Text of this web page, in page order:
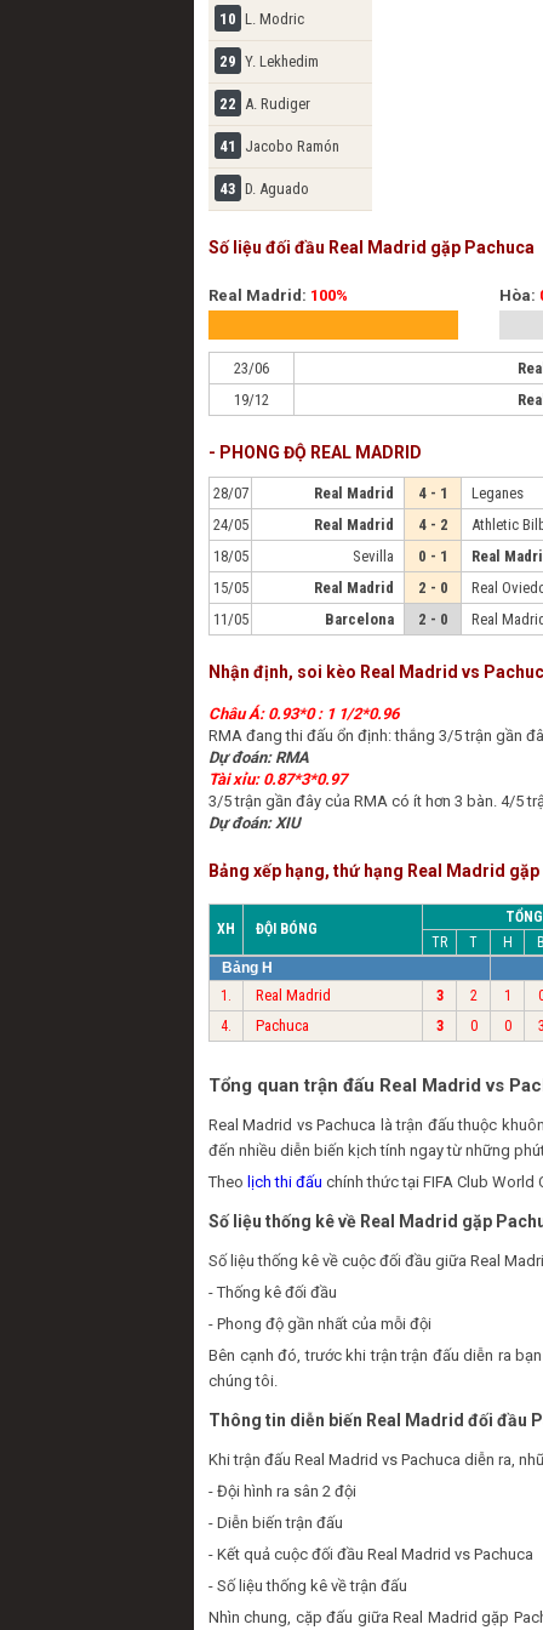
10 L. Modric
29 Y. Lekhedim
22 A. Rudiger
41 Jacobo Ramón
43 D. Aguado
Số liệu đối đầu Real Madrid gặp Pachuca
Real Madrid: 100% Hòa:
23/06
19/12
- PHONG ĐỘ REAL MADRID
28/07 Real Madrid 4 - 1
Leganes
24/05
Real Madrid 4 - 2
Athletic
18/05
Sevilla 0 - 1
Real
15/05
Real Madrid 2 - 0
Real
11/05
Barcelona 2 - 0 Real Madrid
Nhận định, soi kèo Real Madrid vs
Châu Á: 0.93*0 : 1 1/2*0.96
RMA đang thi đấu ổn định: thắng 3/5 trận gần
Dự đoán: RMA
Tài xỉu: 0.87*3*0.97
3/5 trận gần đây của RMA có ít hơn 3 bàn. 4/5
Dự đoán: XIU
Bảng xếp hạng, thứ hạng Real Madrid
XH ĐỘI BÓNG
TỔNG
TR T H B
Bảng H
1.
Real Madrid 3 2 1
4.
Pachuca 3 0 0 3
Tổng quan trận đấu Real Madrid vs
Real Madrid vs Pachuca là trận đấu thuộc
đến nhiều diễn biến kịch tính ngay từ những
Theo lịch thi đấu chính thức tại FIFA Club World
Số liệu thống kê về Real Madrid gặp
Số liệu thống kê về cuộc đối đầu giữa Real
- Thống kê đối đầu
- Phong độ gần nhất của mỗi đội
Bên cạnh đó, trước khi trận trận đấu diễn ra
chúng tôi.
Thông tin diễn biến Real Madrid đối đầu
Khi trận đấu Real Madrid vs Pachuca diễn ra,
- Đội hình ra sân 2 đội
- Diễn biến trận đấu
- Kết quả cuộc đối đầu Real Madrid vs Pachuca
- Số liệu thống kê về trận đấu
Nhìn chung, cặp đấu giữa Real Madrid gặp